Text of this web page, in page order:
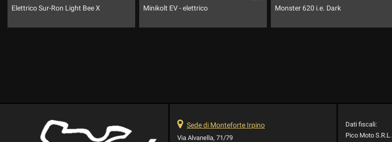
Light Bee X
Minikolt EV - elettrico
Monster 620 i.e. Dark
Sede di Monteforte Irpino
Via Alvanella, 71/79
Dati fiscali:
Pico Moto S.R.L.